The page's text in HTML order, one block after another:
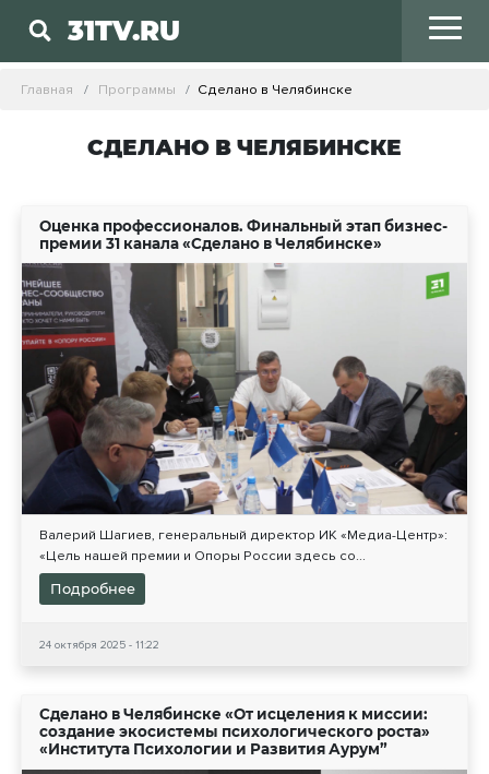
31TV.RU
Главная Программы Сделано в Челябинске
СДЕЛАНО В ЧЕЛЯБИНСКЕ
Оценка профессионалов. Финальный этап бизнес-
премии 31 канала «Сделано в Челябинске»
Валерий Шагиев, генеральный директор ИК «Медиа-Центр»:
«Цель нашей премии и Опоры России здесь со...
Подробнее
24 октября 2025 - 11:22
Сделано в Челябинске «От исцеления к миссии:
создание экосистемы психологического роста»
«Института Психологии и Развития Аурум”